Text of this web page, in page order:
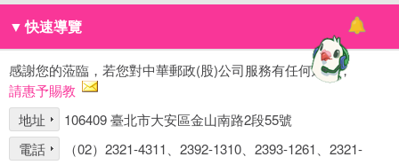
▼ 快速導覽
感謝您的蒞臨，若您對中華郵政(股)公司服務有任何建議，
請惠予賜教
地址
106409 臺北市大安區金山南路2段55號
電話
（02）2321-4311、2392-1310、2393-1261、2321-